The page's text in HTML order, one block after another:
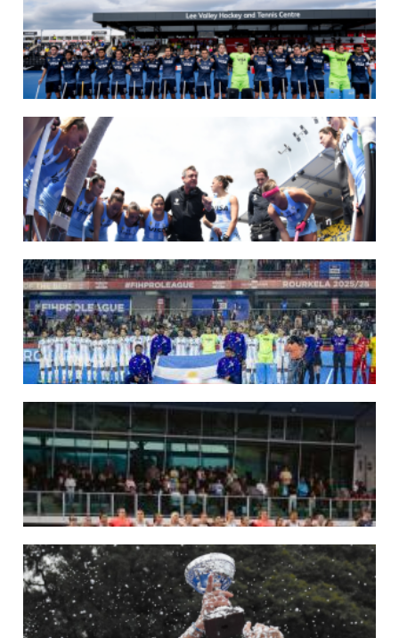
07/08/2026
LOS LEONES LISTOS PARA DISPUTAR EL MUNDIAL 2026
Del 15 al 30 de agosto, el seleccionado argentino masculino de hockey disputará
la Copa del Mundo en Países Bajos y Bélgica. El debut será ante Japón.
14/07/2026
MUNDIAL 2026: LOS LEONES CONVOCADOS POR LUCAS REY
Del 15 al 30 de agosto disputarán el Mundial en Países Bajos y Bélgica.
LEER MÁS
09/07/2026
MUNDIAL 2026: LAS LEONAS CONVOCADAS POR FERNANDO F...
Del 15 al 30 de agosto disputarán el Mundial 2026 en Países Bajos y Bélgica.
LEER MÁS
29/05/2026
LOS LEONES CONVOCADOS PARA LA VENTANA EUROPEA DE P...
En junio, el seleccionado nacional disputará las últimas dos ventanas de Pro
League 2025-26 en Inglaterra y Alemania.
LEER MÁS
22/05/2026
LAS LEONAS CONVOCADAS PARA LA VENTANA EUROPEA DE P...